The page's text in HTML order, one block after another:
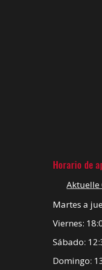
Horario de
Aktuelle
Martes a
Viernes:
Sábado:
Domingo: